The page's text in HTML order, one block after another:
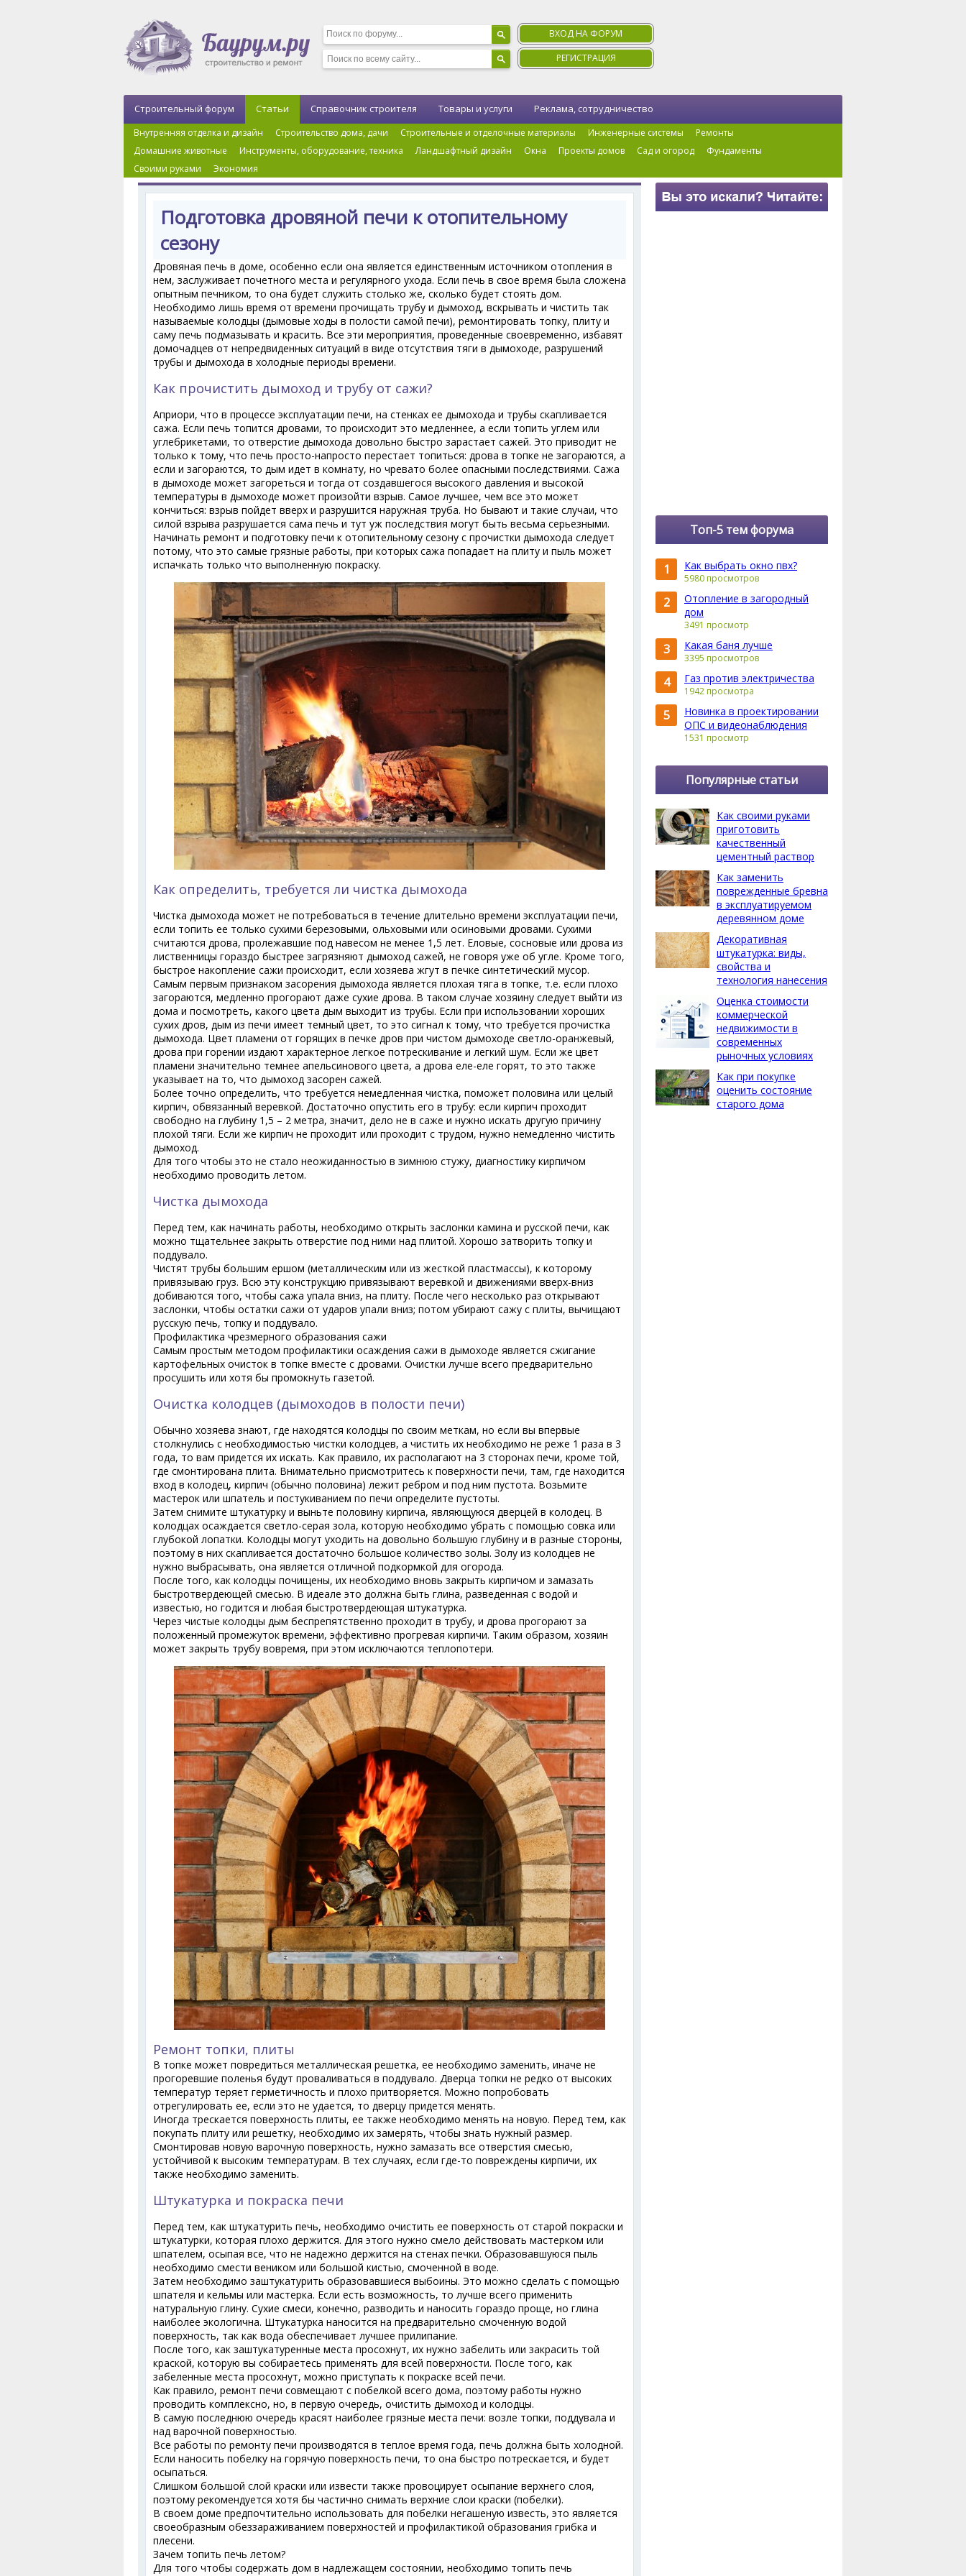
ВХОД НА ФОРУМ
РЕГИСТРАЦИЯ
Строительный форум Статьи
Внутренняя отделка и дизайн Строительство дома, дачи Строительные и отделочные материалы Инженерные системы
Ремонты
Домашние животные
Инструменты, оборудование, техника Ландшафтный дизайн Окна Проекты домов Сад и огород
Фундаменты
Своими руками
Экономия
Справочник строителя Товары и услуги Реклама, сотрудничество
Главная ›Инженерные системы
Подготовка дровяной печи к отопительному
сезону
Дровяная печь в доме, особенно если она является единственным источником отопления в
нем, заслуживает почетного места и регулярного ухода. Если печь в свое время была сложена
опытным печником, то она будет служить столько же, сколько будет стоять дом.
Необходимо лишь время от времени прочищать трубу и дымоход, вскрывать и чистить так
называемые колодцы (дымовые ходы в полости самой печи), ремонтировать топку, плиту и
саму печь подмазывать и красить. Все эти мероприятия, проведенные своевременно, избавят
домочадцев от непредвиденных ситуаций в виде отсутствия тяги в дымоходе, разрушений
трубы и дымохода в холодные периоды времени.
Как прочистить дымоход и трубу от сажи?
Априори, что в процессе эксплуатации печи, на стенках ее дымохода и трубы скапливается
сажа. Если печь топится дровами, то происходит это медленнее, а если топить углем или
углебрикетами, то отверстие дымохода довольно быстро зарастает сажей. Это приводит не
только к тому, что печь просто-напросто перестает топиться: дрова в топке не загораются, а
если и загораются, то дым идет в комнату, но чревато более опасными последствиями. Сажа
в дымоходе может загореться и тогда от создавшегося высокого давления и высокой
температуры в дымоходе может произойти взрыв. Самое лучшее, чем все это может
кончиться: взрыв пойдет вверх и разрушится наружная труба. Но бывают и такие случаи, что
силой взрыва разрушается сама печь и тут уж последствия могут быть весьма серьезными.
Начинать ремонт и подготовку печи к отопительному сезону с прочистки дымохода следует
потому, что это самые грязные работы, при которых сажа попадает на плиту и пыль может
испачкать только что выполненную покраску.
Как определить, требуется ли чистка дымохода
Чистка дымохода может не потребоваться в течение длительно времени эксплуатации печи,
если топить ее только сухими березовыми, ольховыми или осиновыми дровами. Сухими
считаются дрова, пролежавшие под навесом не менее 1,5 лет. Еловые, сосновые или дрова из
лиственницы гораздо быстрее загрязняют дымоход сажей, не говоря уже об угле. Кроме того,
быстрое накопление сажи происходит, если хозяева жгут в печке синтетический мусор.
Самым первым признаком засорения дымохода является плохая тяга в топке, т.е. если плохо
загораются, медленно прогорают даже сухие дрова. В таком случае хозяину следует выйти из
дома и посмотреть, какого цвета дым выходит из трубы. Если при использовании хороших
сухих дров, дым из печи имеет темный цвет, то это сигнал к тому, что требуется прочистка
дымохода. Цвет пламени от горящих в печке дров при чистом дымоходе светло-оранжевый,
дрова при горении издают характерное легкое потрескивание и легкий шум. Если же цвет
пламени значительно темнее апельсинового цвета, а дрова еле-еле горят, то это также
указывает на то, что дымоход засорен сажей.
Более точно определить, что требуется немедленная чистка, поможет половина или целый
кирпич, обвязанный веревкой. Достаточно опустить его в трубу: если кирпич проходит
свободно на глубину 1,5 – 2 метра, значит, дело не в саже и нужно искать другую причину
плохой тяги. Если же кирпич не проходит или проходит с трудом, нужно немедленно чистить
дымоход.
Для того чтобы это не стало неожиданностью в зимнюю стужу, диагностику кирпичом
необходимо проводить летом.
Чистка дымохода
Перед тем, как начинать работы, необходимо открыть заслонки камина и русской печи, как
можно тщательнее закрыть отверстие под ними над плитой. Хорошо затворить топку и
поддувало.
Чистят трубы большим ершом (металлическим или из жесткой пластмассы), к которому
привязываю груз. Всю эту конструкцию привязывают веревкой и движениями вверх-вниз
добиваются того, чтобы сажа упала вниз, на плиту. После чего несколько раз открывают
заслонки, чтобы остатки сажи от ударов упали вниз; потом убирают сажу с плиты, вычищают
русскую печь, топку и поддувало.
Профилактика чрезмерного образования сажи
Самым простым методом профилактики осаждения сажи в дымоходе является сжигание
картофельных очисток в топке вместе с дровами. Очистки лучше всего предварительно
просушить или хотя бы промокнуть газетой.
Очистка колодцев (дымоходов в полости печи)
Обычно хозяева знают, где находятся колодцы по своим меткам, но если вы впервые
столкнулись с необходимостью чистки колодцев, а чистить их необходимо не реже 1 раза в 3
года, то вам придется их искать. Как правило, их располагают на 3 сторонах печи, кроме той,
где смонтирована плита. Внимательно присмотритесь к поверхности печи, там, где находится
вход в колодец, кирпич (обычно половина) лежит ребром и под ним пустота. Возьмите
мастерок или шпатель и постукиванием по печи определите пустоты.
Затем снимите штукатурку и выньте половину кирпича, являющуюся дверцей в колодец. В
колодцах осаждается светло-серая зола, которую необходимо убрать с помощью совка или
глубокой лопатки. Колодцы могут уходить на довольно большую глубину и в разные стороны,
поэтому в них скапливается достаточно большое количество золы. Золу из колодцев не
нужно выбрасывать, она является отличной подкормкой для огорода.
После того, как колодцы почищены, их необходимо вновь закрыть кирпичом и замазать
быстротвердеющей смесью. В идеале это должна быть глина, разведенная с водой и
известью, но годится и любая быстротвердеющая штукатурка.
Через чистые колодцы дым беспрепятственно проходит в трубу, и дрова прогорают за
положенный промежуток времени, эффективно прогревая кирпичи. Таким образом, хозяин
может закрыть трубу вовремя, при этом исключаются теплопотери.
Ремонт топки, плиты
В топке может повредиться металлическая решетка, ее необходимо заменить, иначе не
прогоревшие поленья будут проваливаться в поддувало. Дверца топки не редко от высоких
температур теряет герметичность и плохо притворяется. Можно попробовать
отрегулировать ее, если это не удается, то дверцу придется менять.
Иногда трескается поверхность плиты, ее также необходимо менять на новую. Перед тем, как
покупать плиту или решетку, необходимо их замерять, чтобы знать нужный размер.
Смонтировав новую варочную поверхность, нужно замазать все отверстия смесью,
устойчивой к высоким температурам. В тех случаях, если где-то повреждены кирпичи, их
также необходимо заменить.
Штукатурка и покраска печи
Перед тем, как штукатурить печь, необходимо очистить ее поверхность от старой покраски и
штукатурки, которая плохо держится. Для этого нужно смело действовать мастерком или
шпателем, осыпая все, что не надежно держится на стенах печки. Образовавшуюся пыль
необходимо смести веником или большой кистью, смоченной в воде.
Затем необходимо заштукатурить образовавшиеся выбоины. Это можно сделать с помощью
шпателя и кельмы или мастерка. Если есть возможность, то лучше всего применить
натуральную глину. Сухие смеси, конечно, разводить и наносить гораздо проще, но глина
наиболее экологична. Штукатурка наносится на предварительно смоченную водой
поверхность, так как вода обеспечивает лучшее прилипание.
После того, как заштукатуренные места просохнут, их нужно забелить или закрасить той
краской, которую вы собираетесь применять для всей поверхности. После того, как
забеленные места просохнут, можно приступать к покраске всей печи.
Как правило, ремонт печи совмещают с побелкой всего дома, поэтому работы нужно
проводить комплексно, но, в первую очередь, очистить дымоход и колодцы.
В самую последнюю очередь красят наиболее грязные места печи: возле топки, поддувала и
над варочной поверхностью.
Все работы по ремонту печи производятся в теплое время года, печь должна быть холодной.
Если наносить побелку на горячую поверхность печи, то она быстро потрескается, и будет
осыпаться.
Слишком большой слой краски или извести также провоцирует осыпание верхнего слоя,
поэтому рекомендуется хотя бы частично снимать верхние слои краски (побелки).
В своем доме предпочтительно использовать для побелки негашеную известь, это является
своеобразным обеззараживанием поверхностей и профилактикой образования грибка и
плесени.
Зачем топить печь летом?
Для того чтобы содержать дом в надлежащем состоянии, необходимо топить печь
Топ-5 тем форума
1 Как выбрать окно пвх?
5980 просмотров
2
Отопление в загородный
дом
3491 просмотр
3 Какая баня лучше
3395 просмотров
4 Газ против электричества
1942 просмотра
5
Новинка в проектировании
ОПС и видеонаблюдения
1531 просмотр
Популярные статьи
Как своими руками
приготовить
качественный
цементный раствор
Как заменить
поврежденные бревна
в эксплуатируемом
деревянном доме
Декоративная
штукатурка: виды,
свойства и
технология нанесения
Оценка стоимости
коммерческой
недвижимости в
современных
рыночных условиях
Как при покупке
оценить состояние
старого дома